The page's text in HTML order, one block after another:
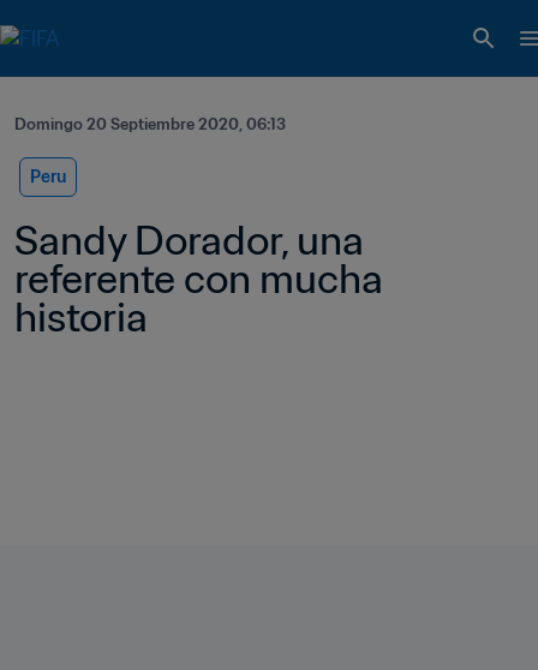
Domingo 20 Septiembre 2020, 06:13
Peru
Sandy Dorador, una
referente con mucha
historia